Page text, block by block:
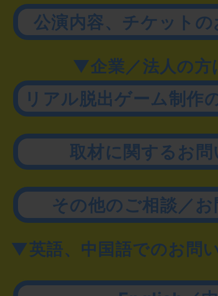
公演内容、チケット
▼企業／法人の方
リアル脱出ゲーム制作
取材に関するお
その他のご相談／
▼英語、中国語でのお問